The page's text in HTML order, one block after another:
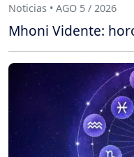
Noticias • AGO 5 / 2026
Mhoni Vidente: